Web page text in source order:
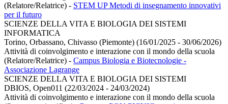
(Relatore/Relatrice) - STEM UP Metodi di insegnamento innovativi
per il futuro
SCIENZE DELLA VITA E BIOLOGIA DEI SISTEMI
INFORMATICA
Torino, Orbassano, Chivasso (Piemonte) (16/01/2025 - 30/06/2026)
Attività di coinvolgimento e interazione con il mondo della scuola
(Relatore/Relatrice) - Campus Biologia e Biotecnologie -
Associazione Lagrange
SCIENZE DELLA VITA E BIOLOGIA DEI SISTEMI
DBIOS, Open011 (22/03/2024 - 24/03/2024)
Attività di coinvolgimento e interazione con il mondo della scuola